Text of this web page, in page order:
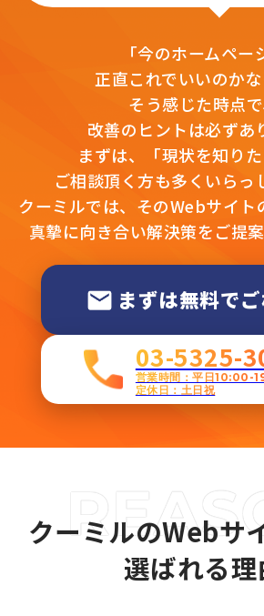
「今のホームペー
正直これでいいのか
そう感じた時点で
改善のヒントは必ずあ
まずは、「現状を知り
ご相談頂く方も多くいらっ
クーミルでは、そのWebサイト
真摯に向き合い解決策をご提案
まずは無料で
03-5325-
営業時間：平日10:00-
定休日：土日祝
クーミルのWebサ
選ばれる理